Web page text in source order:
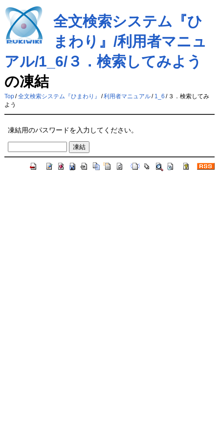
全文検索システム『ひ
まわり』/利用者マニュ
アル/1_6/３．検索してみよう
の凍結
Top/ 全文検索システム『ひまわり』 /利用者マニュアル / 1_6 / ３．検索してみ
よう
凍結用のパスワードを入力してください。